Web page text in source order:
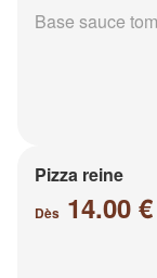
Base sauce
Pizza reine
Dès 14.00 €